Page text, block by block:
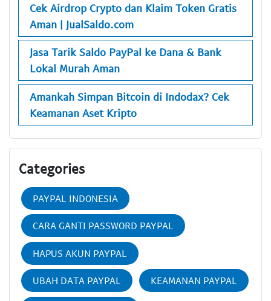
Cek Airdrop Crypto dan Klaim Token Gratis
Aman | JualSaldo.com
Jasa Tarik Saldo PayPal ke Dana & Bank
Lokal Murah Aman
Amankah Simpan Bitcoin di Indodax? Cek
Keamanan Aset Kripto
Categories
PAYPAL INDONESIA
CARA GANTI PASSWORD PAYPAL
HAPUS AKUN PAYPAL
UBAH DATA PAYPAL KEAMANAN PAYPAL